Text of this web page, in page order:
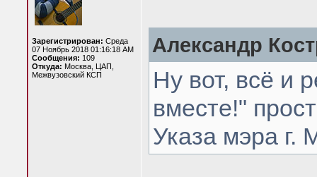
Зарегистрирован: Среда
07 Ноябрь 2018 01:16:18 AM
Сообщения: 109
Откуда: Москва, ЦАП,
Межвузовский КСП
Александр
Ну вот, всё и
вместе!"
Указа мэра г.